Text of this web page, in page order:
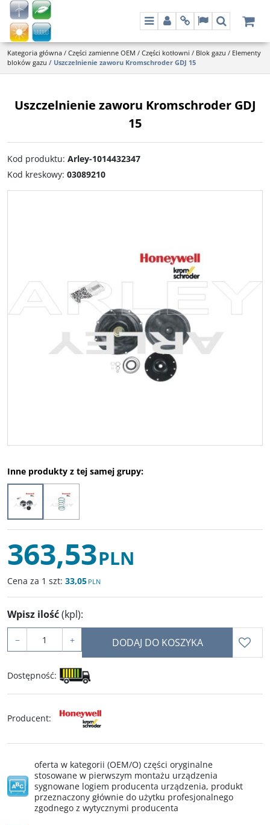
MenuPanelInfoLangSzukaj
Kategoria główna / Części zamienne OEM / Części kotłowni / Blok gazu / Elementy
bloków gazu / Uszczelnienie zaworu Kromschroder GDJ 15
Uszczelnienie zaworu Kromschroder GDJ
15
Kod produktu: Arley-1014432347
Kod kreskowy: 03089210
Inne produkty z tej samej grupy:
363,53PLN
Cena za 1 szt: 33,05 PLN
Wpisz ilość(kpl):
− + DODAJ DO KOSZYKA
Dostępność:
Producent:
oferta w kategorii (OEM/O) części oryginalne
stosowane w pierwszym montażu urządzenia
sygnowane logiem producenta urządzenia, produkt
przeznaczony głównie do użytku profesjonalnego
zgodnego z wytycznymi producenta